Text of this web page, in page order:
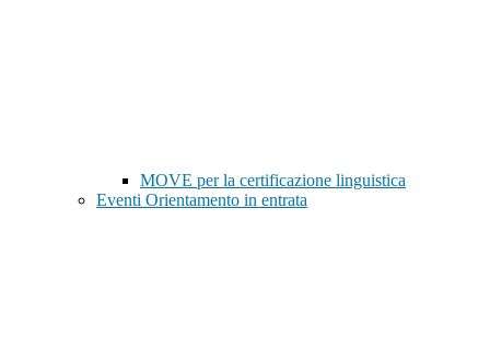
MOVE per la certificazione linguistica
Eventi Orientamento in entrata